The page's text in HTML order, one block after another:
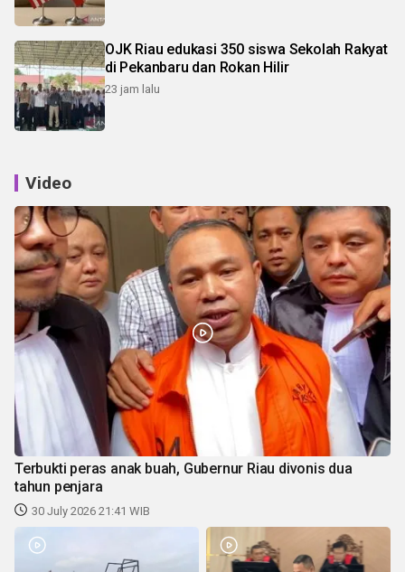
OJK Riau edukasi 350 siswa Sekolah Rakyat
di Pekanbaru dan Rokan Hilir
23 jam lalu
Video
Terbukti peras anak buah, Gubernur Riau divonis dua
tahun penjara
30 July 2026 21:41 WIB